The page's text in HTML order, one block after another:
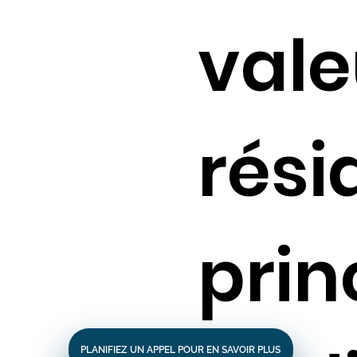
PLANIFIEZ UN APPEL POUR EN SAVOIR PLUS